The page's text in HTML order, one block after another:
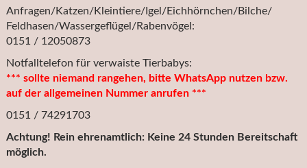
Anfragen/Katzen/Kleintiere/Igel/Eichhörnchen/Bilche/
Feldhasen/Wassergeflügel/Rabenvögel:
0151 / 12050873
Notfalltelefon für verwaiste Tierbabys:
*** sollte niemand rangehen, bitte WhatsApp nutzen bzw.
auf der allgemeinen Nummer anrufen ***
0151 / 74291703
Achtung! Rein ehrenamtlich: Keine 24 Stunden Bereitschaft
möglich.